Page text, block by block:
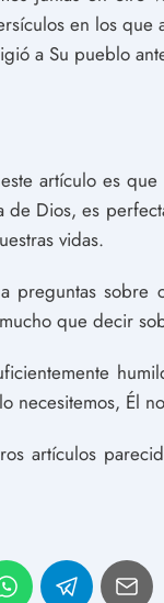
en los
a Su pueblo
artículo es
de Dios, es
vidas.
preguntas
que decir
necesitemos, Él
artículos